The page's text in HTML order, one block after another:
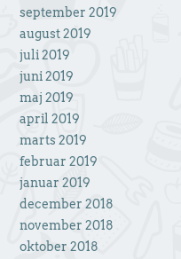
september 2019
august 2019
juli 2019
juni 2019
maj 2019
april 2019
marts 2019
februar 2019
januar 2019
december 2018
november 2018
oktober 2018